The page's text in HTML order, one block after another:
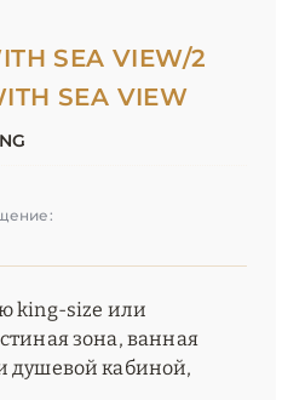
SEA VIEW/2
SEA VIEW
king-size или
зона, ванная
душевой кабиной,